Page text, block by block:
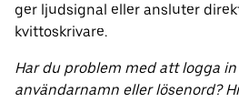
ger ljudsignal eller ansluter
kvittoskrivare.
Har du problem med att logga
användarnamn eller lösenord?